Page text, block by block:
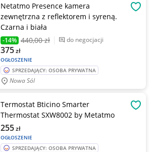
Netatmo Presence kamera
zewnętrzna z reflektorem i syreną.
Czarna i biała
-14% 440,00 zł do negocjacji
OGŁOSZENIE
375zł
SPRZEDAJĄCY: OSOBA PRYWATNA
Nowa Sól
Termostat Bticino Smarter
Thermostat SXW8002 by Metatmo
OGŁOSZENIE
255zł
SPRZEDAJĄCY: OSOBA PRYWATNA